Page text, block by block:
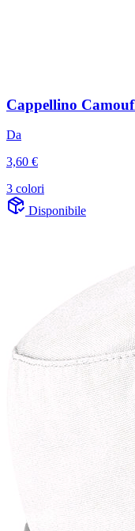
Cappellino
Da
3,60 €
3 colori
Disponibile